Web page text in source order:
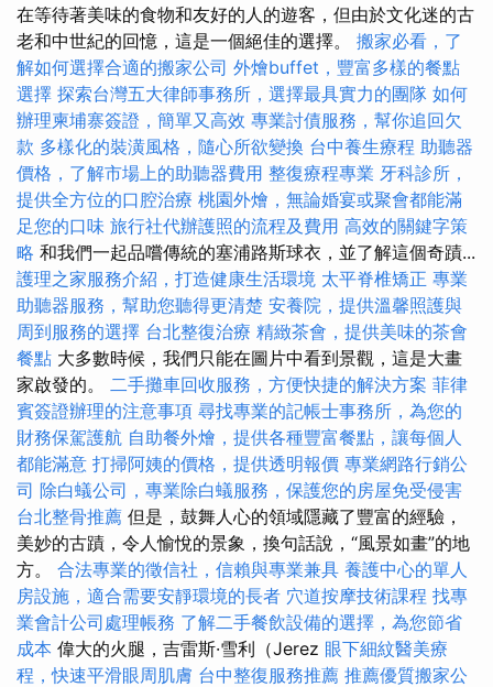
在等待著美味的食物和友好的人的遊客，但由於文化迷的古
老和中世紀的回憶，這是一個絕佳的選擇。 搬家必看，了
解如何選擇合適的搬家公司 外燴buffet，豐富多樣的餐點
選擇 探索台灣五大律師事務所，選擇最具實力的團隊 如何
辦理柬埔寨簽證，簡單又高效 專業討債服務，幫你追回欠
款 多樣化的裝潢風格，隨心所欲變換 台中養生療程 助聽器
價格，了解市場上的助聽器費用 整復療程專業 牙科診所，
提供全方位的口腔治療 桃園外燴，無論婚宴或聚會都能滿
足您的口味 旅行社代辦護照的流程及費用 高效的關鍵字策
略 和我們一起品嚐傳統的塞浦路斯球衣，並了解這個奇蹟...
護理之家服務介紹，打造健康生活環境 太平脊椎矯正 專業
助聽器服務，幫助您聽得更清楚 安養院，提供溫馨照護與
周到服務的選擇 台北整復治療 精緻茶會，提供美味的茶會
餐點 大多數時候，我們只能在圖片中看到景觀，這是大畫
家啟發的。 二手攤車回收服務，方便快捷的解決方案 菲律
賓簽證辦理的注意事項 尋找專業的記帳士事務所，為您的
財務保駕護航 自助餐外燴，提供各種豐富餐點，讓每個人
都能滿意 打掃阿姨的價格，提供透明報價 專業網路行銷公
司 除白蟻公司，專業除白蟻服務，保護您的房屋免受侵害
台北整骨推薦 但是，鼓舞人心的領域隱藏了豐富的經驗，
美妙的古蹟，令人愉悅的景象，換句話說，“風景如畫”的地
方。 合法專業的徵信社，信賴與專業兼具 養護中心的單人
房設施，適合需要安靜環境的長者 穴道按摩技術課程 找專
業會計公司處理帳務 了解二手餐飲設備的選擇，為您節省
成本 偉大的火腿，吉雷斯·雪利（Jerez 眼下細紋醫美療
程，快速平滑眼周肌膚 台中整復服務推薦 推薦優質搬家公